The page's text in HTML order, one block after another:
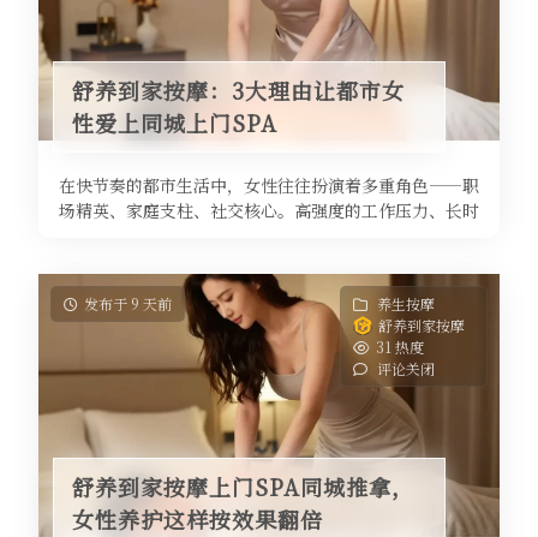
舒养到家按摩：3大理由让都市女
性爱上同城上门SPA
在快节奏的都市生活中，女性往往扮演着多重角色——职
场精英、家庭支柱、社交核心。高强度的工作压力、长时
发布于 9 天前
养生按摩
舒养到家按摩
31 热度
评论关闭
舒养到家按摩上门SPA同城推拿，
女性养护这样按效果翻倍